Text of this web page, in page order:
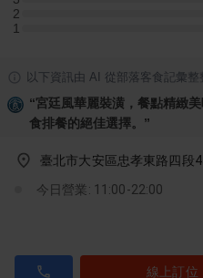
3 星：0 則評論
2
2 星：0 則評論
1
1 星：0 則評論
以下資訊由 AI 從部落客食記彙整
“宮廷風華麗裝潢，餐點精緻
食排餐的絕佳選擇。 ”
臺北市大安區忠孝東路四段
今日營業: 11:00-22:00
線上訂位